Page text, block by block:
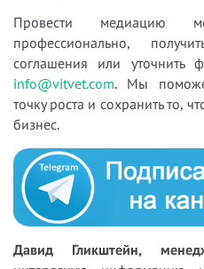
Провести медиацию
профессионально,
соглашения или уточнить
info@vitvet.com. Мы
точку роста и сохранить то,
бизнес.
Давид Гликштейн,